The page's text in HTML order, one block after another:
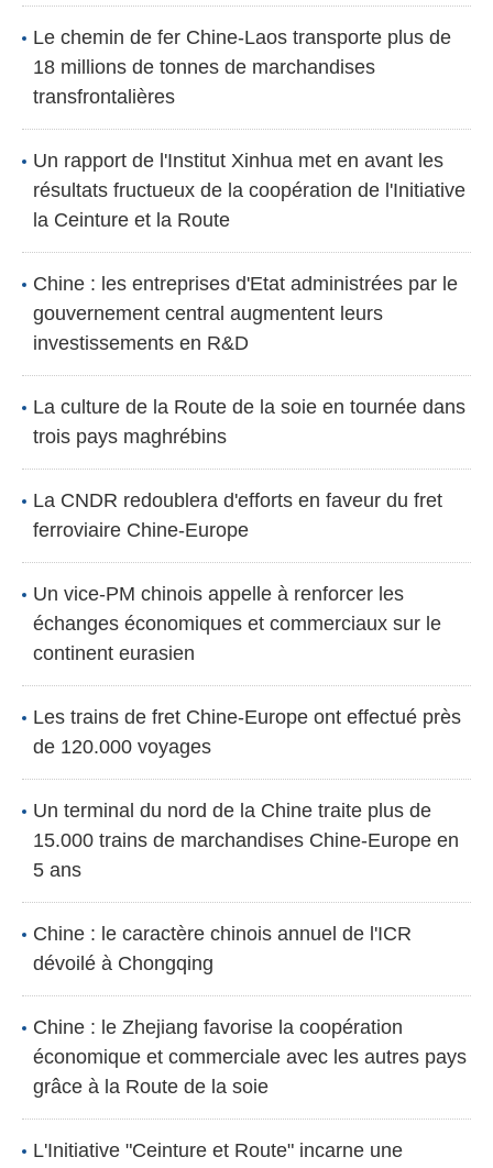
Le chemin de fer Chine-Laos transporte plus de
18 millions de tonnes de marchandises
transfrontalières
Un rapport de l'Institut Xinhua met en avant les
résultats fructueux de la coopération de l'Initiative
la Ceinture et la Route
Chine : les entreprises d'Etat administrées par le
gouvernement central augmentent leurs
investissements en R&D
La culture de la Route de la soie en tournée dans
trois pays maghrébins
La CNDR redoublera d'efforts en faveur du fret
ferroviaire Chine-Europe
Un vice-PM chinois appelle à renforcer les
échanges économiques et commerciaux sur le
continent eurasien
Les trains de fret Chine-Europe ont effectué près
de 120.000 voyages
Un terminal du nord de la Chine traite plus de
15.000 trains de marchandises Chine-Europe en
5 ans
Chine : le caractère chinois annuel de l'ICR
dévoilé à Chongqing
Chine : le Zhejiang favorise la coopération
économique et commerciale avec les autres pays
grâce à la Route de la soie
L'Initiative "Ceinture et Route" incarne une